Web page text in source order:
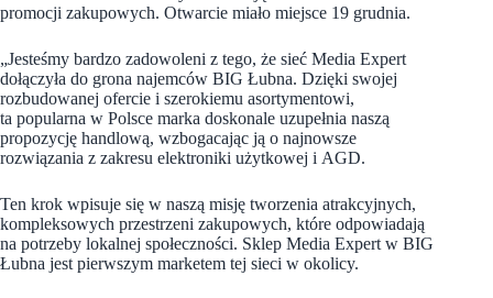
promocji zakupowych. Otwarcie miało miejsce 19 grudnia.
„Jesteśmy bardzo zadowoleni z tego, że sieć Media Expert
dołączyła do grona najemców BIG Łubna. Dzięki swojej
rozbudowanej ofercie i szerokiemu asortymentowi,
ta popularna w Polsce marka doskonale uzupełnia naszą
propozycję handlową, wzbogacając ją o najnowsze
rozwiązania z zakresu elektroniki użytkowej i AGD.
Ten krok wpisuje się w naszą misję tworzenia atrakcyjnych,
kompleksowych przestrzeni zakupowych, które odpowiadają
na potrzeby lokalnej społeczności. Sklep Media Expert w BIG
Łubna jest pierwszym marketem tej sieci w okolicy.